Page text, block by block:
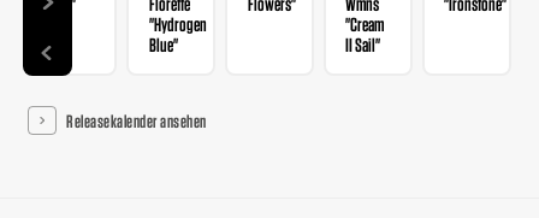
"Hydrogen
Blue"
"Cream
II Sail"
Releasekalender ansehen